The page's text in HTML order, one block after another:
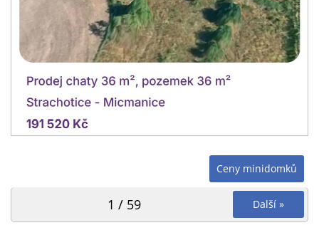
Ceny minidomků
Další »
1 / 59